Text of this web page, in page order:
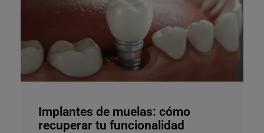
Implantes de muelas: cómo
recuperar tu funcionalidad